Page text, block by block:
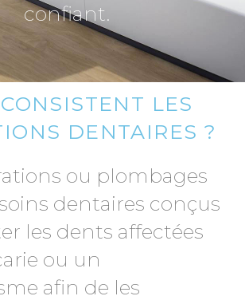
confiant.
LES
DENTAIRES ?
ou plombages
dentaires conçus
les dents affectées
ou un
afin de les